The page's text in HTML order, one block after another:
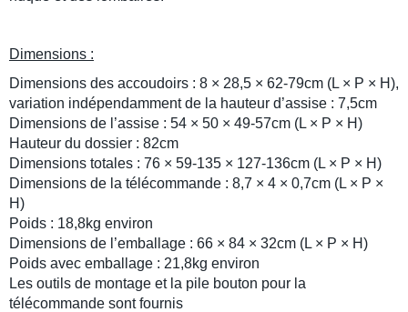
Dimensions :
Dimensions des accoudoirs : 8 × 28,5 × 62-79cm (L × P × H),
variation indépendamment de la hauteur d’assise : 7,5cm
Dimensions de l’assise : 54 × 50 × 49-57cm (L × P × H)
Hauteur du dossier : 82cm
Dimensions totales : 76 × 59-135 × 127-136cm (L × P × H)
Dimensions de la télécommande : 8,7 × 4 × 0,7cm (L × P ×
H)
Poids : 18,8kg environ
Dimensions de l’emballage : 66 × 84 × 32cm (L × P × H)
Poids avec emballage : 21,8kg environ
Les outils de montage et la pile bouton pour la
télécommande sont fournis